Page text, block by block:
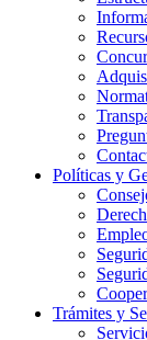
Políticas y
Trámites y